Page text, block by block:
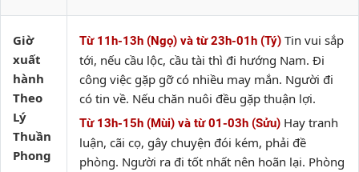
Giờ
xuất
hành
Theo
Lý
Thuần
Phong
Từ 11h-13h (Ngọ) và từ 23h-01h (Tý) Tin vui sắp
tới, nếu cầu lộc, cầu tài thì đi hướng Nam. Đi
công việc gặp gỡ có nhiều may mắn. Người đi
có tin về. Nếu chăn nuôi đều gặp thuận lợi.
Từ 13h-15h (Mùi) và từ 01-03h (Sửu) Hay tranh
luận, cãi cọ, gây chuyện đói kém, phải đề
phòng. Người ra đi tốt nhất nên hoãn lại. Phòng